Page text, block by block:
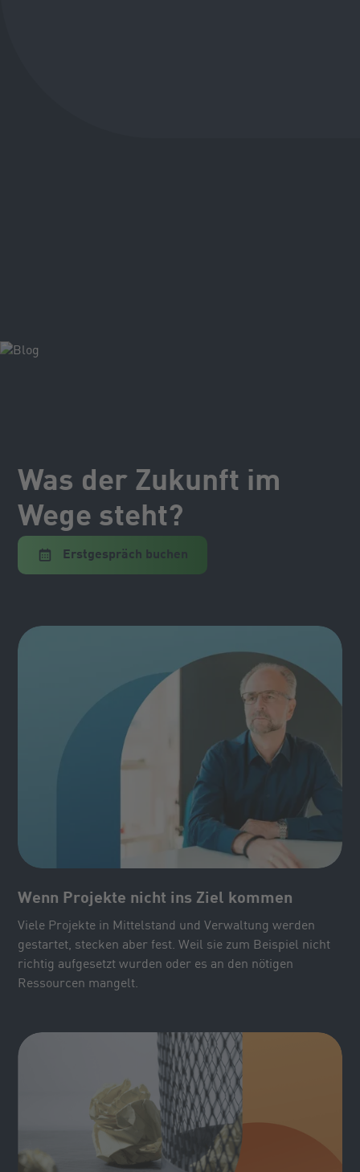
Erstgespräch buchen
Was der Zukunft im
Wege steht?
Wenn Projekte nicht ins Ziel kommen
Viele Projekte in Mittelstand und Verwaltung werden
gestartet, stecken aber fest. Weil sie zum Beispiel nicht
richtig aufgesetzt wurden oder es an den nötigen
Ressourcen mangelt.